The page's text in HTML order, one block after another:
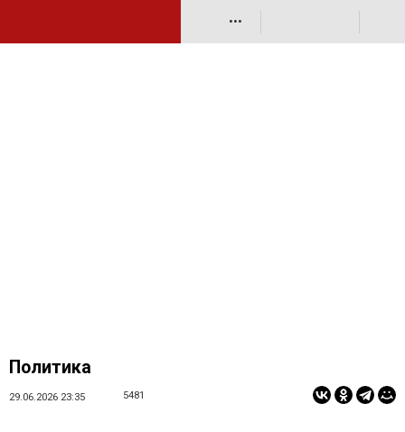
•••
Политика
29.06.2026 23:35 5481